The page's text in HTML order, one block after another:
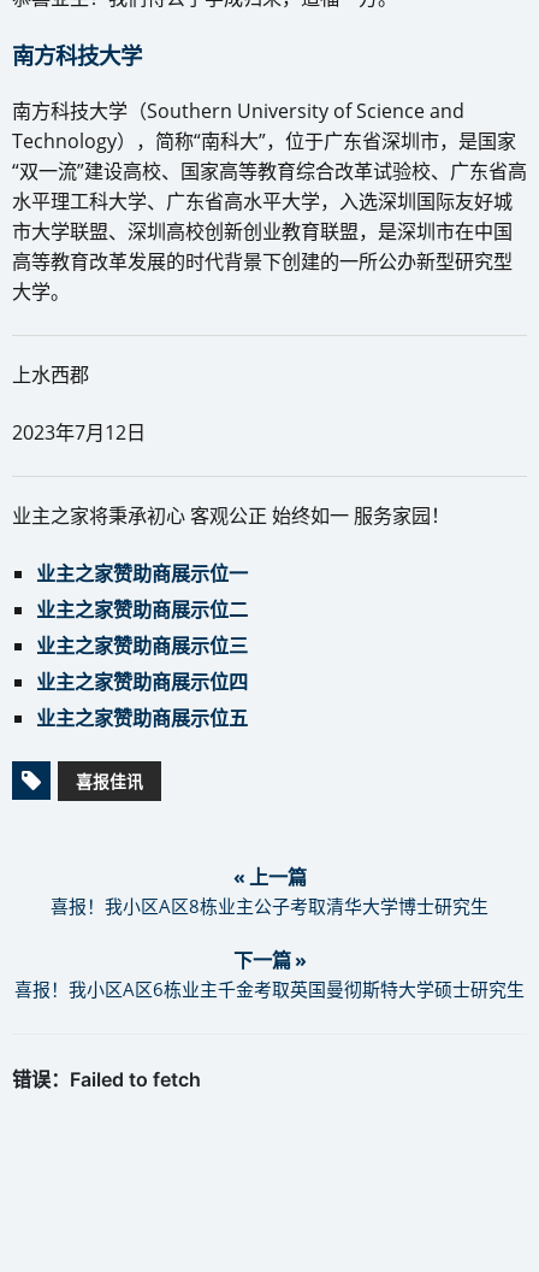
南方科技大学
南方科技大学（Southern University of Science and
Technology），简称“南科大”，位于广东省深圳市，是国家
“双一流”建设高校、国家高等教育综合改革试验校、广东省高
水平理工科大学、广东省高水平大学，入选深圳国际友好城
市大学联盟、深圳高校创新创业教育联盟，是深圳市在中国
高等教育改革发展的时代背景下创建的一所公办新型研究型
大学。
上水西郡
2023年7月12日
业主之家将秉承初心 客观公正 始终如一 服务家园！
业主之家赞助商展示位一
业主之家赞助商展示位二
业主之家赞助商展示位三
业主之家赞助商展示位四
业主之家赞助商展示位五
喜报佳讯
« 上一篇
喜报！我小区A区8栋业主公子考取清华大学博士研究生
下一篇 »
喜报！我小区A区6栋业主千金考取英国曼彻斯特大学硕士研究生